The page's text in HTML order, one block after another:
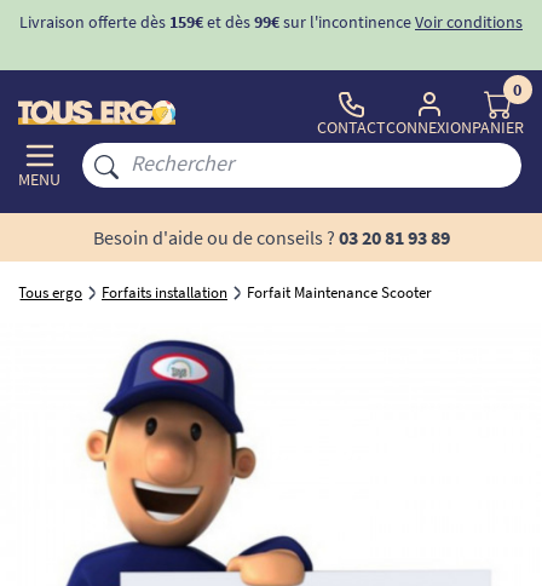
Livraison offerte dès 159€et dès99€sur l'incontinenceVoir conditions
MENU
CONTACTCONNEXION
0
PANIER
Besoin d'aide ou de conseils ? 03 20 81 93 89
Tous ergo Forfaits installation Forfait Maintenance Scooter